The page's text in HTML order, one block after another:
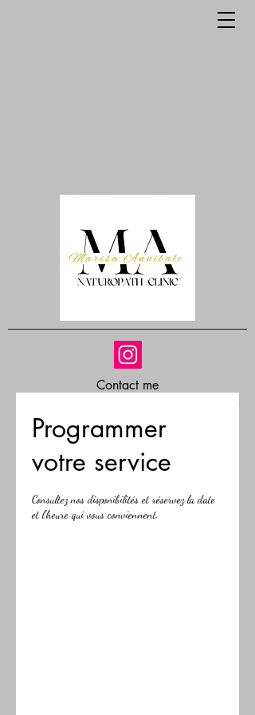
Contact me
Programmer
votre service
Consultez nos disponibilités et réservez la date
et l'heure qui vous conviennent.